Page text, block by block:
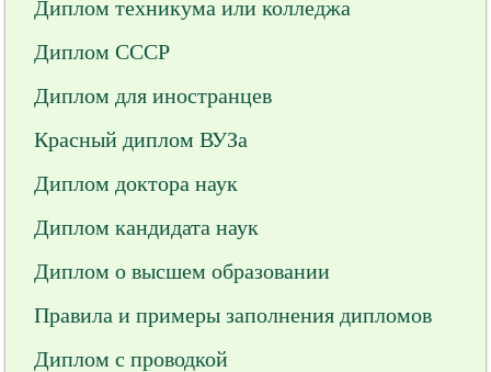
Диплом техникума или колледжа
Диплом СССР
Диплом для иностранцев
Красный диплом ВУЗа
Диплом доктора наук
Диплом кандидата наук
Диплом о высшем образовании
Правила и примеры заполнения дипломов
Диплом с проводкой